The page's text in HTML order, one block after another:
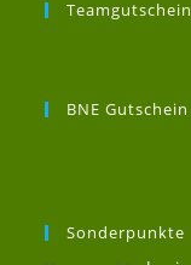
Teamgutschein
BNE Gutschein
Sonderpunkte